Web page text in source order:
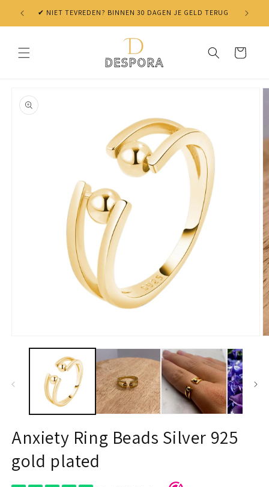
Skip to
content
✔ NIET TEVREDEN? BINNEN 30 DAGEN JE GELD TERUG
Cart
product
information
media
Anxiety Ring Beads Silver 925
gold plated